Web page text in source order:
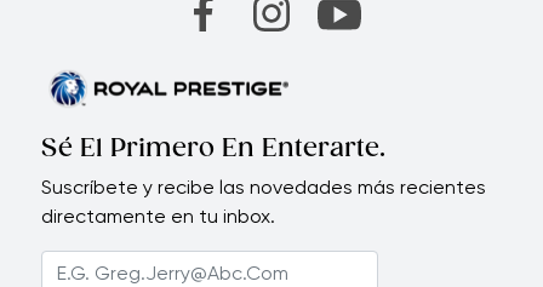
Sé El Primero En Enterarte.
Suscríbete y recibe las novedades más recientes
directamente en tu inbox.